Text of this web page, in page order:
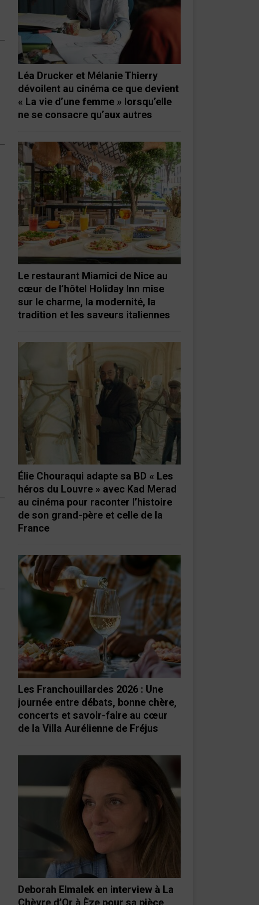
Léa Drucker et Mélanie Thierry
dévoilent au cinéma ce que devient
« La vie d’une femme » lorsqu’elle
ne se consacre qu’aux autres
Le restaurant Miamici de Nice au
cœur de l’hôtel Holiday Inn mise
sur le charme, la modernité, la
tradition et les saveurs italiennes
Élie Chouraqui adapte sa BD « Les
héros du Louvre » avec Kad Merad
au cinéma pour raconter l’histoire
de son grand-père et celle de la
France
Les Franchouillardes 2026 : Une
journée entre débats, bonne chère,
concerts et savoir-faire au cœur
de la Villa Aurélienne de Fréjus
Deborah Elmalek en interview à La